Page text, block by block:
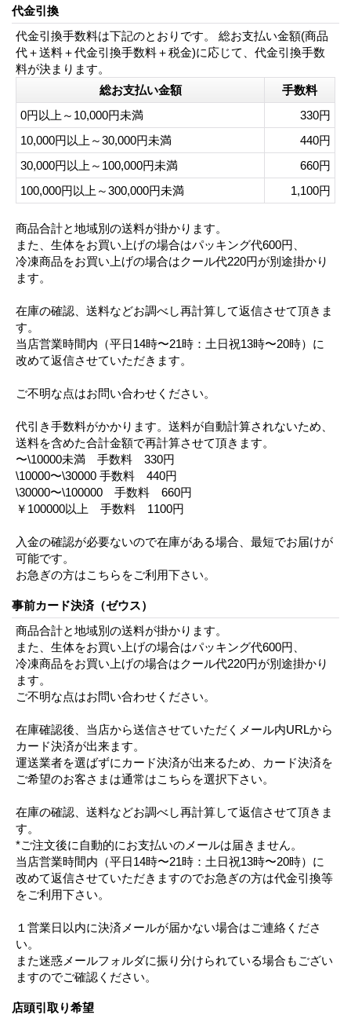
代金引換
代金引換手数料は下記のとおりです。 総お支払い金額(商品
代＋送料＋代金引換手数料＋税金)に応じて、代金引換手数
料が決まります。
総お支払い金額
手数料
0円以上～10,000円未満
330円
10,000円以上～30,000円未満
440円
30,000円以上～100,000円未満
660円
100,000円以上～300,000円未満
1,100円
商品合計と地域別の送料が掛かります。
また、生体をお買い上げの場合はパッキング代600円、
冷凍商品をお買い上げの場合はクール代220円が別途掛かり
ます。
在庫の確認、送料などお調べし再計算して返信させて頂きま
す。
当店営業時間内（平日14時〜21時：土日祝13時〜20時）に
改めて返信させていただきます。
ご不明な点はお問い合わせください。
代引き手数料がかかります。送料が自動計算されないため、
送料を含めた合計金額で再計算させて頂きます。
〜\10000未満 手数料 330円
\10000〜\30000 手数料 440円
\30000〜\100000 手数料 660円
￥100000以上 手数料 1100円
入金の確認が必要ないので在庫がある場合、最短でお届けが
可能です。
お急ぎの方はこちらをご利用下さい。
事前カード決済（ゼウス）
商品合計と地域別の送料が掛かります。
また、生体をお買い上げの場合はパッキング代600円、
冷凍商品をお買い上げの場合はクール代220円が別途掛かり
ます。
ご不明な点はお問い合わせください。
在庫確認後、当店から送信させていただくメール内URLから
カード決済が出来ます。
運送業者を選ばずにカード決済が出来るため、カード決済を
ご希望のお客さまは通常はこちらを選択下さい。
在庫の確認、送料などお調べし再計算して返信させて頂きま
す。
*ご注文後に自動的にお支払いのメールは届きません。
当店営業時間内（平日14時〜21時：土日祝13時〜20時）に
改めて返信させていただきますのでお急ぎの方は代金引換等
をご利用下さい。
１営業日以内に決済メールが届かない場合はご連絡くださ
い。
また迷惑メールフォルダに振り分けられている場合もござい
ますのでご確認ください。
店頭引取り希望